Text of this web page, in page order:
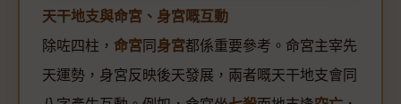
天干地支與命宮、身宮嘅互動
除咗四柱， 命宮 同 身宮都係重要參考。命宮主宰先
天運勢，身宮反映後天發展，兩者嘅天干地支會同